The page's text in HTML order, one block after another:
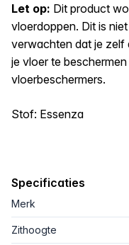
Let op: Dit product
vloerdoppen. Dit is
verwachten dat je zelf
je vloer te
vloerbeschermers.
Stof: Essenza
Specificaties
Merk
Zithoogte